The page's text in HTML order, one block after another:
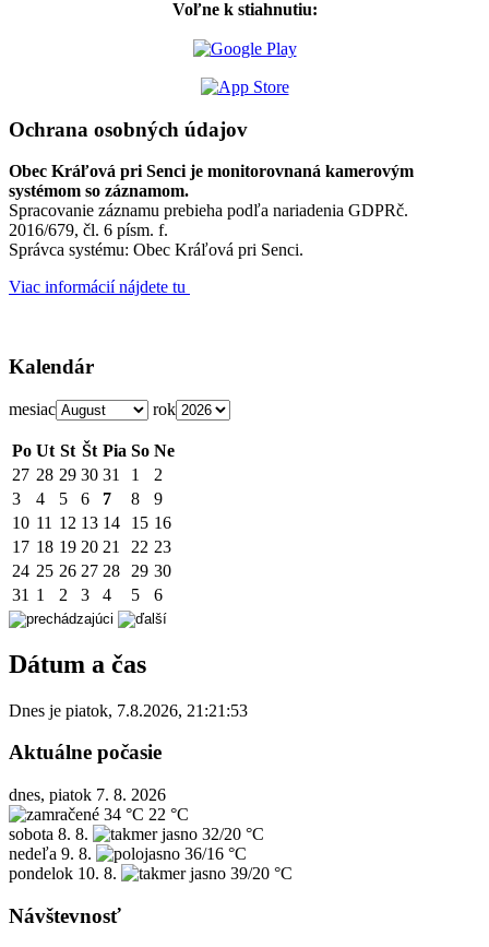
Voľne k stiahnutiu:
Ochrana osobných údajov
Obec Kráľová pri Senci je monitorovnaná kamerovým
systémom so záznamom.
Spracovanie záznamu prebieha podľa nariadenia GDPRč.
2016/679, čl. 6 písm. f.
Správca systému: Obec Kráľová pri Senci.
Viac informácií nájdete tu
Kalendár
mesiac rok
Po Ut St Št Pia So Ne
27 28 29 30 31 1
2
3
4 5 6 7 8
9
10 11 12 13 14 15 16
17 18 19 20 21 22 23
24 25 26 27 28 29 30
31 1 2 3 4 5 6
Dátum a čas
Dnes je piatok, 7.8.2026, 21:21:53
Aktuálne počasie
dnes, piatok 7. 8. 2026
34 °C 22 °C
sobota 8. 8.
32/20 °C
nedeľa 9. 8.
36/16 °C
pondelok 10. 8. 39/20 °C
Návštevnosť